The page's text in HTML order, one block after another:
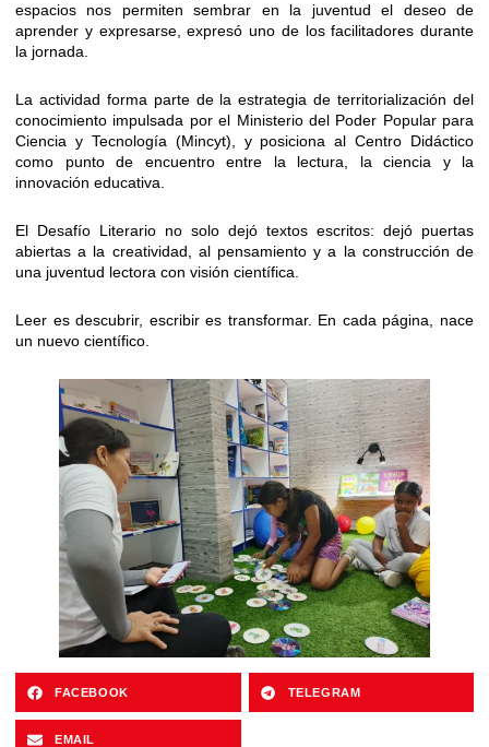
espacios nos permiten sembrar en la juventud el deseo de
aprender y expresarse, expresó uno de los facilitadores durante
la jornada.
La actividad forma parte de la estrategia de territorialización del
conocimiento impulsada por el Ministerio del Poder Popular para
Ciencia y Tecnología (Mincyt), y posiciona al Centro Didáctico
como punto de encuentro entre la lectura, la ciencia y la
innovación educativa.
El Desafío Literario no solo dejó textos escritos: dejó puertas
abiertas a la creatividad, al pensamiento y a la construcción de
una juventud lectora con visión científica.
Leer es descubrir, escribir es transformar. En cada página, nace
un nuevo científico.
FACEBOOK TELEGRAM
EMAIL